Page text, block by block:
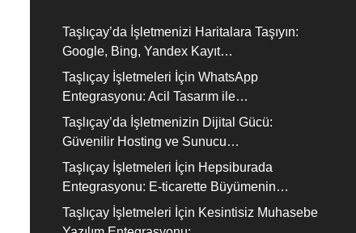
Taşlıçay’da İşletmenizi Haritalara Taşıyın:
Google, Bing, Yandex Kayıt…
Taşlıçay İşletmeleri İçin WhatsApp
Entegrasyonu: Acil Tasarım ile…
Taşlıçay’da İşletmenizin Dijital Gücü:
Güvenilir Hosting ve Sunucu…
Taşlıçay İşletmeleri İçin Hepsiburada
Entegrasyonu: E-ticarette Büyümenin…
Taşlıçay İşletmeleri İçin Kesintisiz Muhasebe